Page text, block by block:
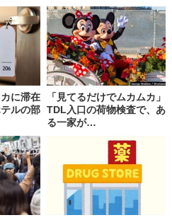
カに滞在
ルの部
「見てるだけでムカムカ」
TDL入口の荷物検査で、あ
る一家が…